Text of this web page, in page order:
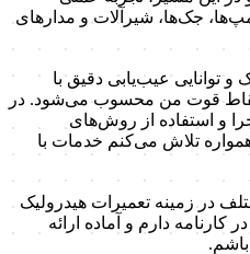
جک‌ها، شیرآلات و مدارهای
توانایی عیب‌یابی دقیق با
نقاط قوت من محسوب می‌شود. در
و استفاده از روش‌های
همواره تلاش می‌کنم خدمات با
در زمینه تعمیرات هیدرولیک
دارم و آماده ارائه